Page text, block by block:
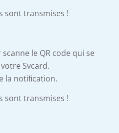
sont transmises !
le QR code qui se
Svcard.
la notiﬁcation.
sont transmises !